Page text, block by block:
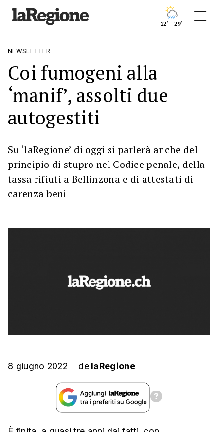
22° - 29°
NEWSLETTER
Coi fumogeni alla
‘manif’, assolti due
autogestiti
Su ‘laRegione’ di oggi si parlerà anche del
principio di stupro nel Codice penale, della
tassa rifiuti a Bellinzona e di attestati di
carenza beni
8 giugno 2022 de laRegione